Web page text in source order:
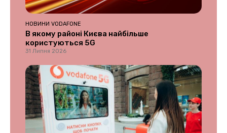
НОВИНИ VODAFONE
В якому районі Києва найбільше
користуються 5G
31 Липня 2026